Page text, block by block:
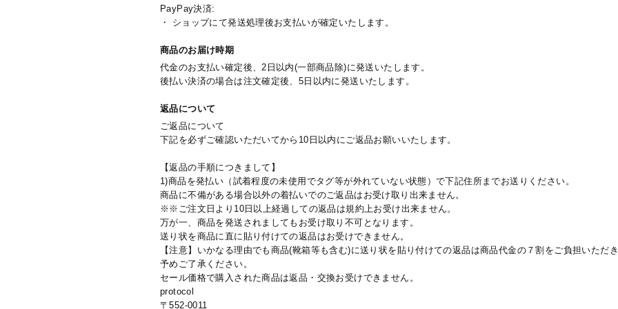
PayPay決済:
・ ショップにて発送処理後お支払いが確定いたします。
商品のお届け時期
代金のお支払い確定後、2日以内(一部商品除)に発送いたします。
後払い決済の場合は注文確定後、5日以内に発送いたします。
返品について
ご返品について
下記を必ずご確認いただいてから10日以内にご返品お願いいたします。
【返品の手順につきまして】
1)商品を発払い（試着程度の未使用でタグ等が外れていない状態）で下記住所までお送りください。
商品に不備がある場合以外の着払いでのご返品はお受け取り出来ません。
※※ご注文日より10日以上経過しての返品は規約上お受け出来ません。
万が一、商品を発送されましてもお受け取り不可となります。
送り状を商品に直に貼り付けての返品はお受けできません。
【注意】いかなる理由でも商品(靴箱等も含む)に送り状を貼り付けての返品は商品代金の７割をご負担いただ
予めご了承ください。
セール価格で購入された商品は返品・交換お受けできません。
protocol
〒552-0011